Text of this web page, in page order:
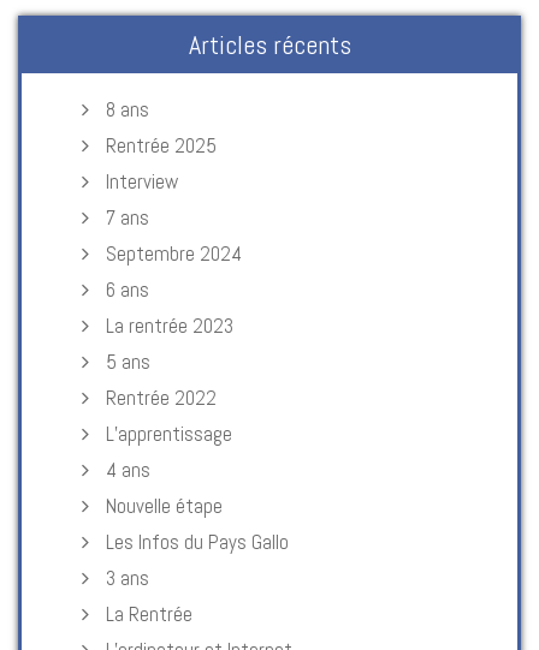
Articles récents
8 ans
Rentrée 2025
Interview
7 ans
Septembre 2024
6 ans
La rentrée 2023
5 ans
Rentrée 2022
L’apprentissage
4 ans
Nouvelle étape
Les Infos du Pays Gallo
3 ans
La Rentrée